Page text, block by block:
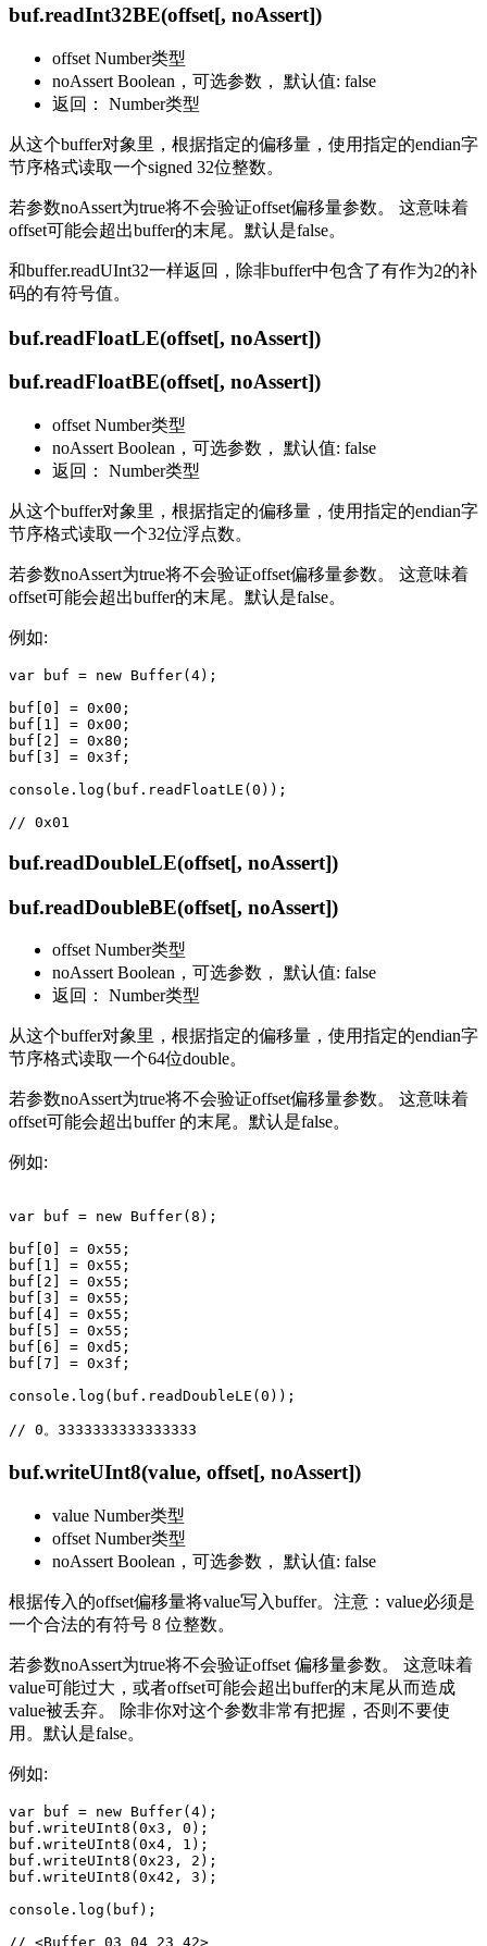
buf.readInt32BE(offset[, noAssert])
offset Number类型
noAssert Boolean，可选参数， 默认值: false
返回： Number类型
从这个buffer对象里，根据指定的偏移量，使用指定的endian字
节序格式读取一个signed 32位整数。
若参数noAssert为true将不会验证offset偏移量参数。 这意味着
offset可能会超出buffer的末尾。默认是false。
和buffer.readUInt32一样返回，除非buffer中包含了有作为2的补
码的有符号值。
buf.readFloatLE(offset[, noAssert])
buf.readFloatBE(offset[, noAssert])
offset Number类型
noAssert Boolean，可选参数， 默认值: false
返回： Number类型
从这个buffer对象里，根据指定的偏移量，使用指定的endian字
节序格式读取一个32位浮点数。
若参数noAssert为true将不会验证offset偏移量参数。 这意味着
offset可能会超出buffer的末尾。默认是false。
例如:
var buf = new Buffer(4);
buf[0] = 0x00;
buf[1] = 0x00;
buf[2] = 0x80;
buf[3] = 0x3f;
console.log(buf.readFloatLE(0));
buf.readDoubleLE(offset[, noAssert])
buf.readDoubleBE(offset[, noAssert])
offset Number类型
noAssert Boolean，可选参数， 默认值: false
返回： Number类型
从这个buffer对象里，根据指定的偏移量，使用指定的endian字
节序格式读取一个64位double。
若参数noAssert为true将不会验证offset偏移量参数。 这意味着
offset可能会超出buffer 的末尾。默认是false。
例如:
var buf = new Buffer(8);
buf[0] = 0x55;
buf[1] = 0x55;
buf[2] = 0x55;
buf[3] = 0x55;
buf[4] = 0x55;
buf[5] = 0x55;
buf[6] = 0xd5;
buf[7] = 0x3f;
console.log(buf.readDoubleLE(0));
buf.writeUInt8(value, offset[, noAssert])
value Number类型
offset Number类型
noAssert Boolean，可选参数， 默认值: false
根据传入的offset偏移量将value写入buffer。注意：value必须是
一个合法的有符号 8 位整数。
若参数noAssert为true将不会验证offset 偏移量参数。 这意味着
value可能过大，或者offset可能会超出buffer的末尾从而造成
value被丢弃。 除非你对这个参数非常有把握，否则不要使
用。默认是false。
例如:
var buf = new Buffer(4);
buf.writeUInt8(0x3, 0);
buf.writeUInt8(0x4, 1);
buf.writeUInt8(0x23, 2);
buf.writeUInt8(0x42, 3);
console.log(buf);